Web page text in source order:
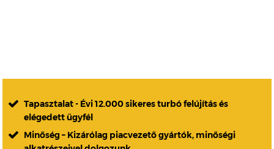
Tapasztalat - Évi 12.000 sikeres turbó felújítás és
elégedett ügyfél
Minőség – Kizárólag piacvezető gyártók, minőségi